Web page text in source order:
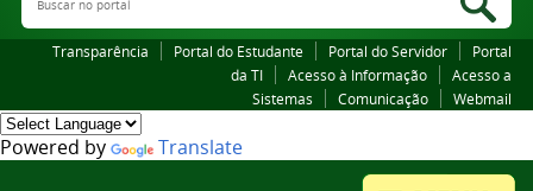
Transparência Portal do Estudante Portal do Servidor
Portal
da TI
Acesso à Informação
Acesso a
Sistemas
Comunicação Webmail
Powered by Translate